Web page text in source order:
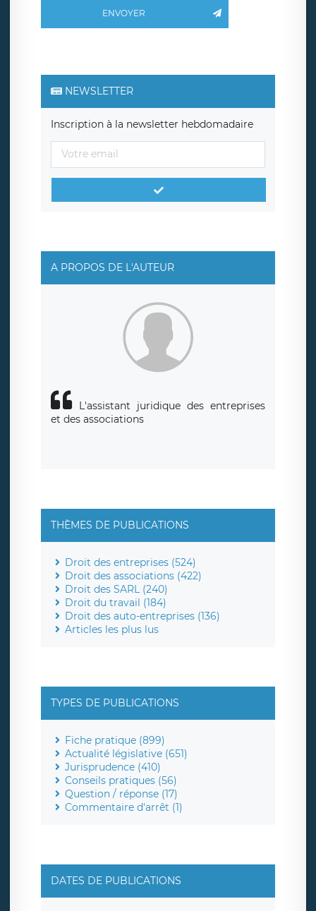
basé en France et offrant des
clauses de protection
limitation du traitement relatif à vos données à caractère
données. Vous pouvez exercer ces droits auprès du délégué
suivante : donneespersonnelles@legavox.fr. Le responsable
de traitement est la société LÉGAVOX, sis 9 rue Léopold
Sédar Senghor, joignable à l’adresse mail :
responsabledetraitement@legavox.fr. Vous avez également
ENVOYER
NEWSLETTER
Inscription à la newsletter hebdomadaire
A PROPOS DE L'AUTEUR
L'assistant juridique des entreprises
et des associations
THÈMES DE PUBLICATIONS
Droit des entreprises (524)
Droit des associations (422)
Droit des SARL (240)
Droit du travail (184)
Droit des auto-entreprises (136)
Articles les plus lus
TYPES DE PUBLICATIONS
Fiche pratique (899)
Actualité législative (651)
Jurisprudence (410)
Conseils pratiques (56)
Question / réponse (17)
Commentaire d'arrêt (1)
DATES DE PUBLICATIONS